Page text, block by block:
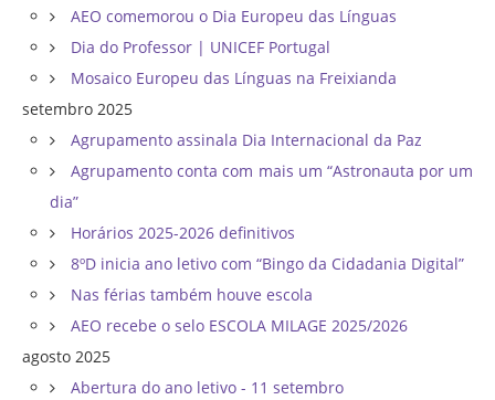
AEO comemorou o Dia Europeu das Línguas
Dia do Professor | UNICEF Portugal
Mosaico Europeu das Línguas na Freixianda
setembro 2025
Agrupamento assinala Dia Internacional da Paz
Agrupamento conta com mais um “Astronauta por um
dia”
Horários 2025-2026 definitivos
8ºD inicia ano letivo com “Bingo da Cidadania Digital”
Nas férias também houve escola
AEO recebe o selo ESCOLA MILAGE 2025/2026
agosto 2025
Abertura do ano letivo - 11 setembro